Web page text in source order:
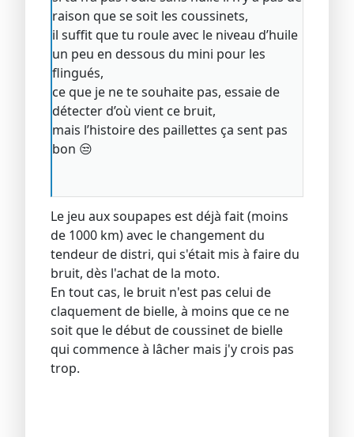
raison que se soit les coussinets,
il suffit que tu roule avec le niveau d’huile
un peu en dessous du mini pour les
flingués,
ce que je ne te souhaite pas, essaie de
détecter d’où vient ce bruit,
mais l’histoire des paillettes ça sent pas
bon 😒
Le jeu aux soupapes est déjà fait (moins
de 1000 km) avec le changement du
tendeur de distri, qui s'était mis à faire du
bruit, dès l'achat de la moto.
En tout cas, le bruit n'est pas celui de
claquement de bielle, à moins que ce ne
soit que le début de coussinet de bielle
qui commence à lâcher mais j'y crois pas
trop.